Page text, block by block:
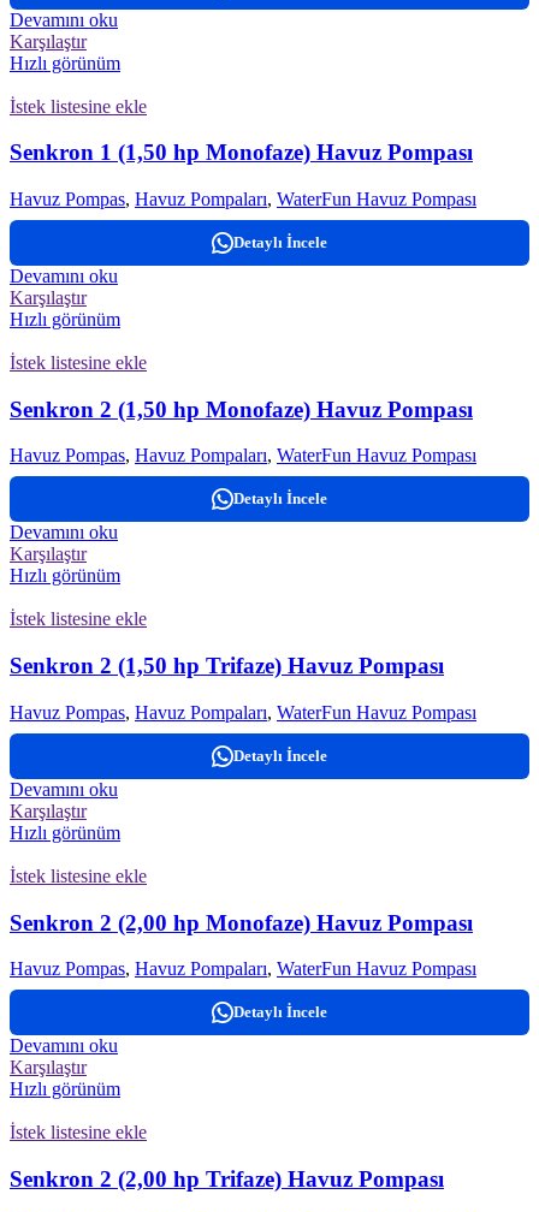
Devamını oku
Karşılaştır
Hızlı görünüm
İstek listesine ekle
Senkron 1 (1,50 hp Monofaze) Havuz Pompası
Havuz Pompas, Havuz Pompaları, WaterFun Havuz Pompası
Detaylı İncele
Devamını oku
Karşılaştır
Hızlı görünüm
İstek listesine ekle
Senkron 2 (1,50 hp Monofaze) Havuz Pompası
Havuz Pompas, Havuz Pompaları, WaterFun Havuz Pompası
Detaylı İncele
Devamını oku
Karşılaştır
Hızlı görünüm
İstek listesine ekle
Senkron 2 (1,50 hp Trifaze) Havuz Pompası
Havuz Pompas, Havuz Pompaları, WaterFun Havuz Pompası
Detaylı İncele
Devamını oku
Karşılaştır
Hızlı görünüm
İstek listesine ekle
Senkron 2 (2,00 hp Monofaze) Havuz Pompası
Havuz Pompas, Havuz Pompaları, WaterFun Havuz Pompası
Detaylı İncele
Devamını oku
Karşılaştır
Hızlı görünüm
İstek listesine ekle
Senkron 2 (2,00 hp Trifaze) Havuz Pompası